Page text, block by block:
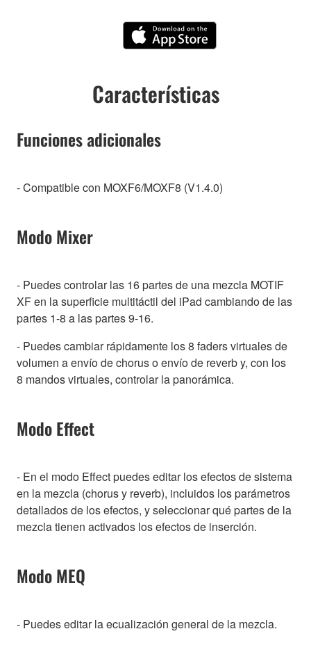
Características
Funciones adicionales
- Compatible con MOXF6/MOXF8 (V1.4.0)
Modo Mixer
- Puedes controlar las 16 partes de una mezcla MOTIF
XF en la superficie multitáctil del iPad cambiando de las
partes 1-8 a las partes 9-16.
- Puedes cambiar rápidamente los 8 faders virtuales de
volumen a envío de chorus o envío de reverb y, con los
8 mandos virtuales, controlar la panorámica.
Modo Effect
- En el modo Effect puedes editar los efectos de sistema
en la mezcla (chorus y reverb), incluidos los parámetros
detallados de los efectos, y seleccionar qué partes de la
mezcla tienen activados los efectos de inserción.
Modo MEQ
- Puedes editar la ecualización general de la mezcla.